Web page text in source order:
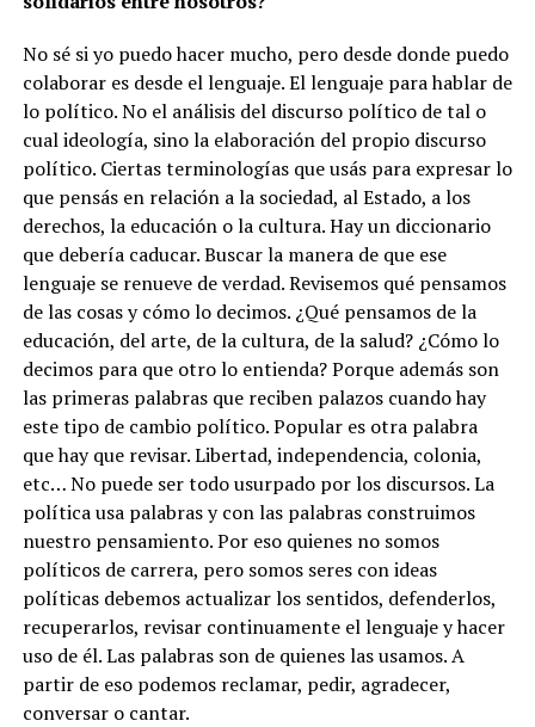
No sé si yo puedo hacer mucho, pero desde donde puedo
colaborar es desde el lenguaje. El lenguaje para hablar de
lo político. No el análisis del discurso político de tal o
cual ideología, sino la elaboración del propio discurso
político. Ciertas terminologías que usás para expresar lo
que pensás en relación a la sociedad, al Estado, a los
derechos, la educación o la cultura. Hay un diccionario
que debería caducar. Buscar la manera de que ese
lenguaje se renueve de verdad. Revisemos qué pensamos
de las cosas y cómo lo decimos. ¿Qué pensamos de la
educación, del arte, de la cultura, de la salud? ¿Cómo lo
decimos para que otro lo entienda? Porque además son
las primeras palabras que reciben palazos cuando hay
este tipo de cambio político. Popular es otra palabra
que hay que revisar. Libertad, independencia, colonia,
etc…No puede ser todo usurpado por los discursos. La
política usa palabras y con las palabras construimos
nuestro pensamiento. Por eso quienes no somos
políticos de carrera, pero somos seres con ideas
políticas debemos actualizar los sentidos, defenderlos,
recuperarlos, revisar continuamente el lenguaje y hacer
uso de él.Las palabras son de quienes las usamos. A
partir de eso podemos reclamar, pedir, agradecer,
conversar o cantar.